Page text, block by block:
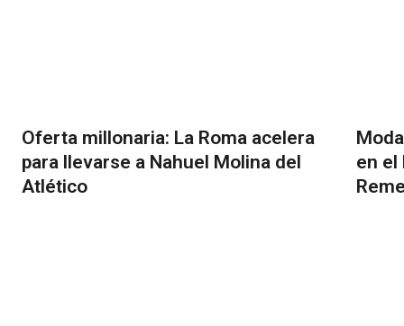
Oferta millonaria: La Roma acelera
para llevarse a Nahuel Molina del
Atlético
en el